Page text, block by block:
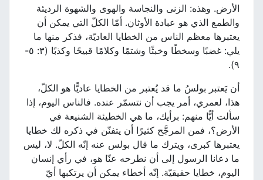
الأرض. وهذه: الزنى والنجاسة والهوى والشهوة الرديئة
والطمع الذي هو عبادة الأوثان. أمّا الكلّ التي يمكن أن
يعتبرها معظم الناس من الخطايا العاديّة، فذكر منها ما
أن يَعتبر بولسُ ما قد يُعتبر من الخطايا عاديًّا هو الكلّ،
هذا، لعمري، أمر يجب أن نتسمّر عنده. فالناس اليوم، إذا
سألت أيًّا منهم: برأيك، ما هي الخطيئة الشنيعة في
الأرض؟، فمن المرجَّح كثيرًا أن يتفنّن في ذكره لك خطايا
يعتبرها كبرى، ويترك ما قال بولس عنه إنّه الكلّ. لا، ليس
ما دعانا الرسول إلى أن نطرحه عنّا هو، في رأي إنسان
اليوم، خطايا حقيقيّة. إنّه أخطاء يمكن أن يرتكبها أيّ